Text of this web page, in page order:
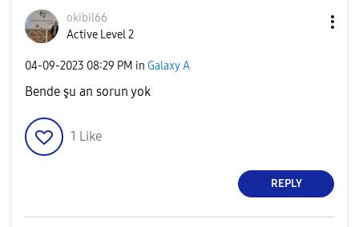
okibil66
Active Level 2
‎04-09-2023 08:29 PM in Galaxy A
Bende şu an sorun yok
1 Like
REPLY